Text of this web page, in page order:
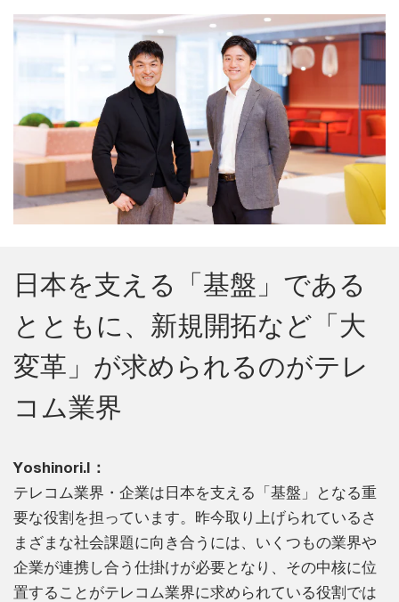
日本を支える「基盤」である
とともに、新規開拓など「大
変革」が求められるのがテレ
コム業界
Yoshinori.I：
テレコム業界・企業は日本を支える「基盤」となる重
要な役割を担っています。昨今取り上げられているさ
まざまな社会課題に向き合うには、いくつもの業界や
企業が連携し合う仕掛けが必要となり、その中核に位
置することがテレコム業界に求められている役割では